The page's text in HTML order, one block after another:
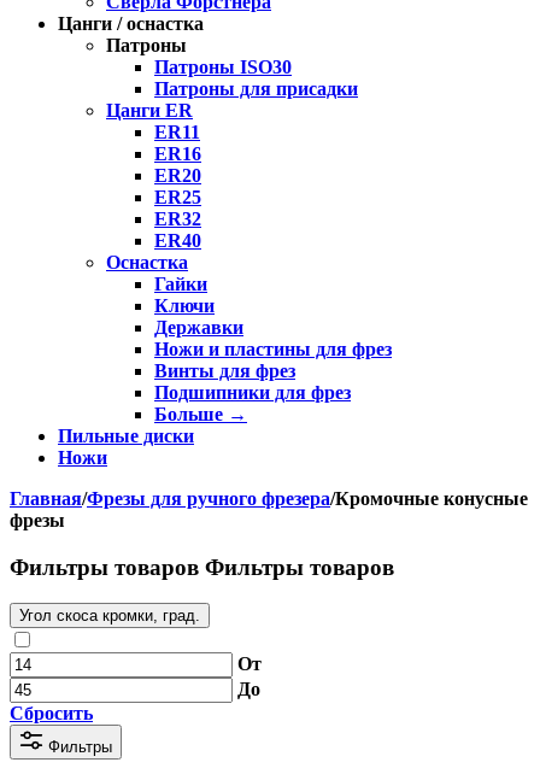
Цанги / оснастка
Патроны
Патроны ISO30
Патроны для присадки
Цанги ER
ER11
ER16
ER20
ER25
ER32
ER40
Оснастка
Гайки
Ключи
Державки
Ножи и пластины для фрез
Винты для фрез
Подшипники для фрез
Больше →
Пильные диски
Ножи
Главная/Фрезы для ручного фрезера/Кромочные конусные
фрезы
Фильтры товаров Фильтры товаров
Угол скоса кромки, град.
От
До
Сбросить
Фильтры